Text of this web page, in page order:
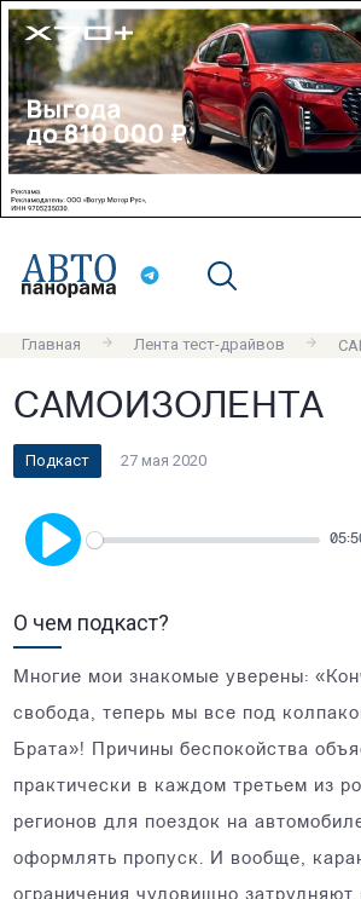
Главная Лента тест-драйвов
САМОИЗОЛЕНТА
Подкаст 27 мая 2020
О чем подкаст?
Многие мои знакомые уверены:
свобода, теперь мы все под
Брата»! Причины беспокойства
практически в каждом третьем из
регионов для поездок на
оформлять пропуск. И вообще,